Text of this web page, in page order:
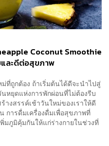
Coconut Smoothie
และดีต่อสุขภาพ
ที่ถูกต้อง ถ้าเริ่มต้นได้ดีจะนำไปสู่
หยุดแห่งการพักผ่อนที่ไม่ต้องรีบ
างสรรค์เช้าวันใหม่ของเราให้ดี
การดื่มเครื่องดื่มเพื่อสุขภาพที่
มภูมิคุ้มกันให้แก่ร่างกายในช่วงที่